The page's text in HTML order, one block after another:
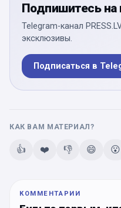
Подпишитесь на
Telegram-канал
эксклюзивы.
Подписаться в
КАК ВАМ МАТЕРИАЛ?
👍 ❤️ 👎 😄 😮
КОММЕНТАРИИ